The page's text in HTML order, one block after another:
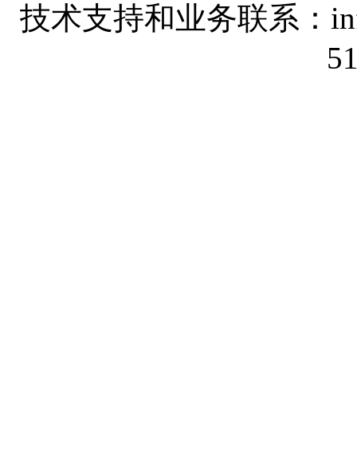
技术支持和业务联系：